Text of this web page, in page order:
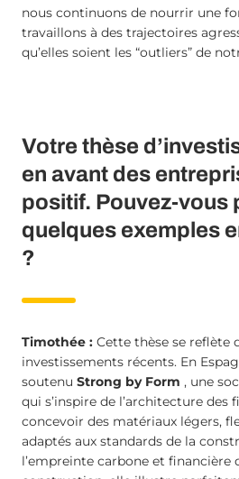
nous continuons de nourrir une
travaillons à des trajectoires
qu’elles soient les “outliers” de
Votre thèse
en avant des
positif. Pouvez-vous
quelques exemples
?
Timothée : Cette thèse se reflète
investissements récents. En
soutenu Strong by Form , une
qui s’inspire de l’architecture des
concevoir des matériaux légers,
adaptés aux standards de la
l’empreinte carbone et financière